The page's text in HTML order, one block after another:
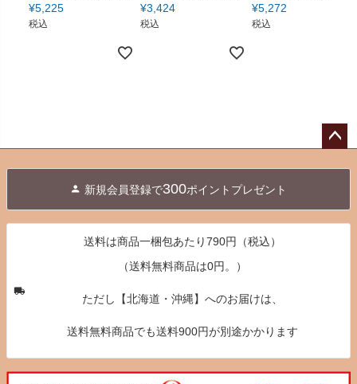
¥5,225
税込
¥3,424
税込
¥5,272
税込
へ
新規会員登録で300ポイントプレゼント
送料は商品一梱包あたり790円（税込）
（送料無料商品は0円。）
ただし【北海道・沖縄】へのお届けは、
送料無料商品でも送料900円が別途かかります